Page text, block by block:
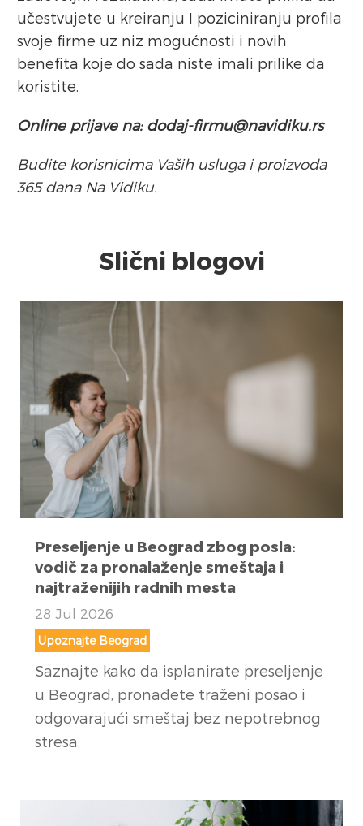
učestvujete u kreiranju I poziciniranju profila
svoje firme uz niz mogućnosti i novih
benefita koje do sada niste imali prilike da
koristite.
Online prijave na: dodaj-firmu@navidiku.rs
Budite korisnicima Vaših usluga i proizvoda
365 dana Na Vidiku.
Slični blogovi
Preseljenje u Beograd zbog posla:
vodič za pronalaženje smeštaja i
najtraženijih radnih mesta
28 Jul 2026
Upoznajte Beograd
Saznajte kako da isplanirate preseljenje
u Beograd, pronađete traženi posao i
odgovarajući smeštaj bez nepotrebnog
stresa.